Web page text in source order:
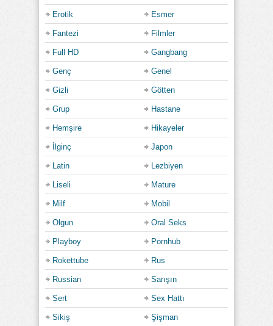
Erotik Esmer
Fantezi Filmler
Full HD Gangbang
Genç Genel
Gizli Götten
Grup Hastane
Hemşire Hikayeler
İlginç Japon
Latin Lezbiyen
Liseli Mature
Milf Mobil
Olgun Oral Seks
Playboy Pornhub
Rokettube Rus
Russian Sarışın
Sert Sex Hattı
Sikiş Şişman